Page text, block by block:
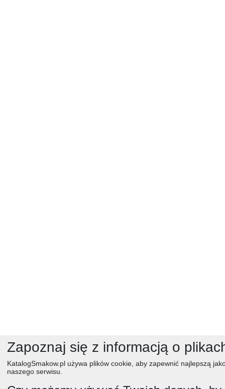
Zapoznaj się z informacją o
KatalogSmakow.pl używa plików cookie, aby zapewnić najlepszą
naszego serwisu.